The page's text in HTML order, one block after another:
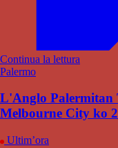
Continua la lettura
Palermo
L'Anglo Palermitan
Melbourne City ko
Ultim’ora